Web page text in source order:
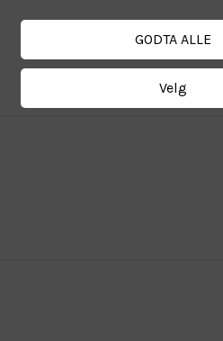
GODTA ALLE
Velg